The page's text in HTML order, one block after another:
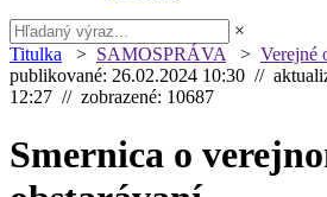
×
Titulka > SAMOSPRÁVA > Verejné
publikované: 26.02.2024 10:30 //
12:27 // zobrazené: 10687
Smernica o